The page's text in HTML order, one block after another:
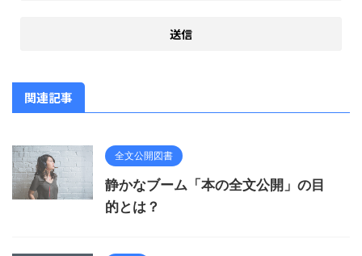
関連記事
全文公開図書
静かなブーム「本の全文公開」の目
的とは？